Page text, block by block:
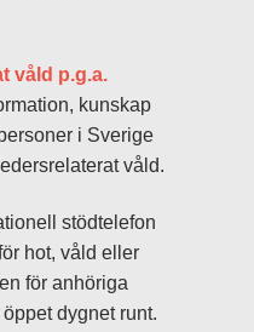
våld p.g.a.
kunskap
i Sverige
våld.
stödtelefon
hot, våld eller
för anhöriga
dygnet runt.